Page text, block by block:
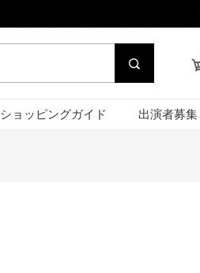
ショッピングガイド 出演者募集